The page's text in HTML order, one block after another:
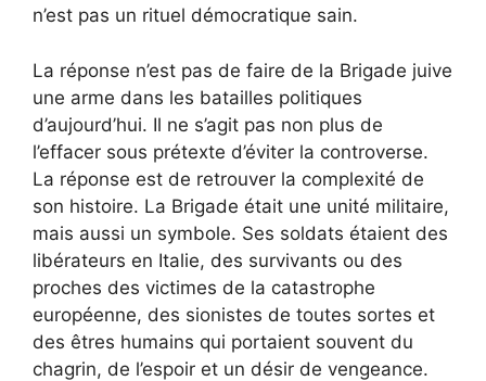
n’est pas un rituel démocratique sain.
La réponse n’est pas de faire de la Brigade juive
une arme dans les batailles politiques
d’aujourd’hui. Il ne s’agit pas non plus de
l’effacer sous prétexte d’éviter la controverse.
La réponse est de retrouver la complexité de
son histoire. La Brigade était une unité militaire,
mais aussi un symbole. Ses soldats étaient des
libérateurs en Italie, des survivants ou des
proches des victimes de la catastrophe
européenne, des sionistes de toutes sortes et
des êtres humains qui portaient souvent du
chagrin, de l’espoir et un désir de vengeance.